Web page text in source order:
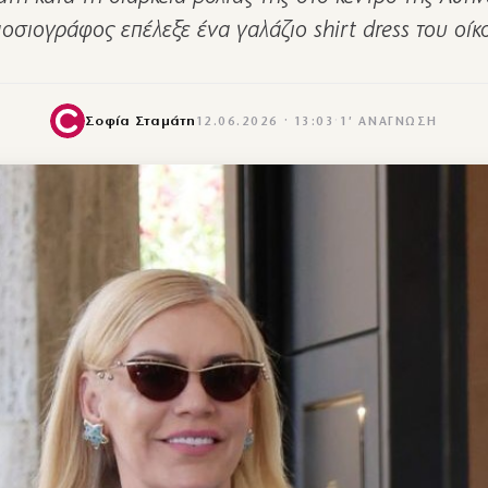
επέλεξε ένα γαλάζιο shirt dress του
Σοφία Σταμάτη 12.06.2026 · 13:03 · 1′ ΑΝΆΓΝΩΣΗ